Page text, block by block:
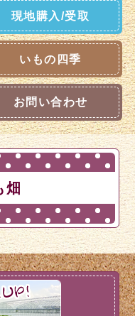
現地購入/受取
いもの四季
お問い合わせ
畑